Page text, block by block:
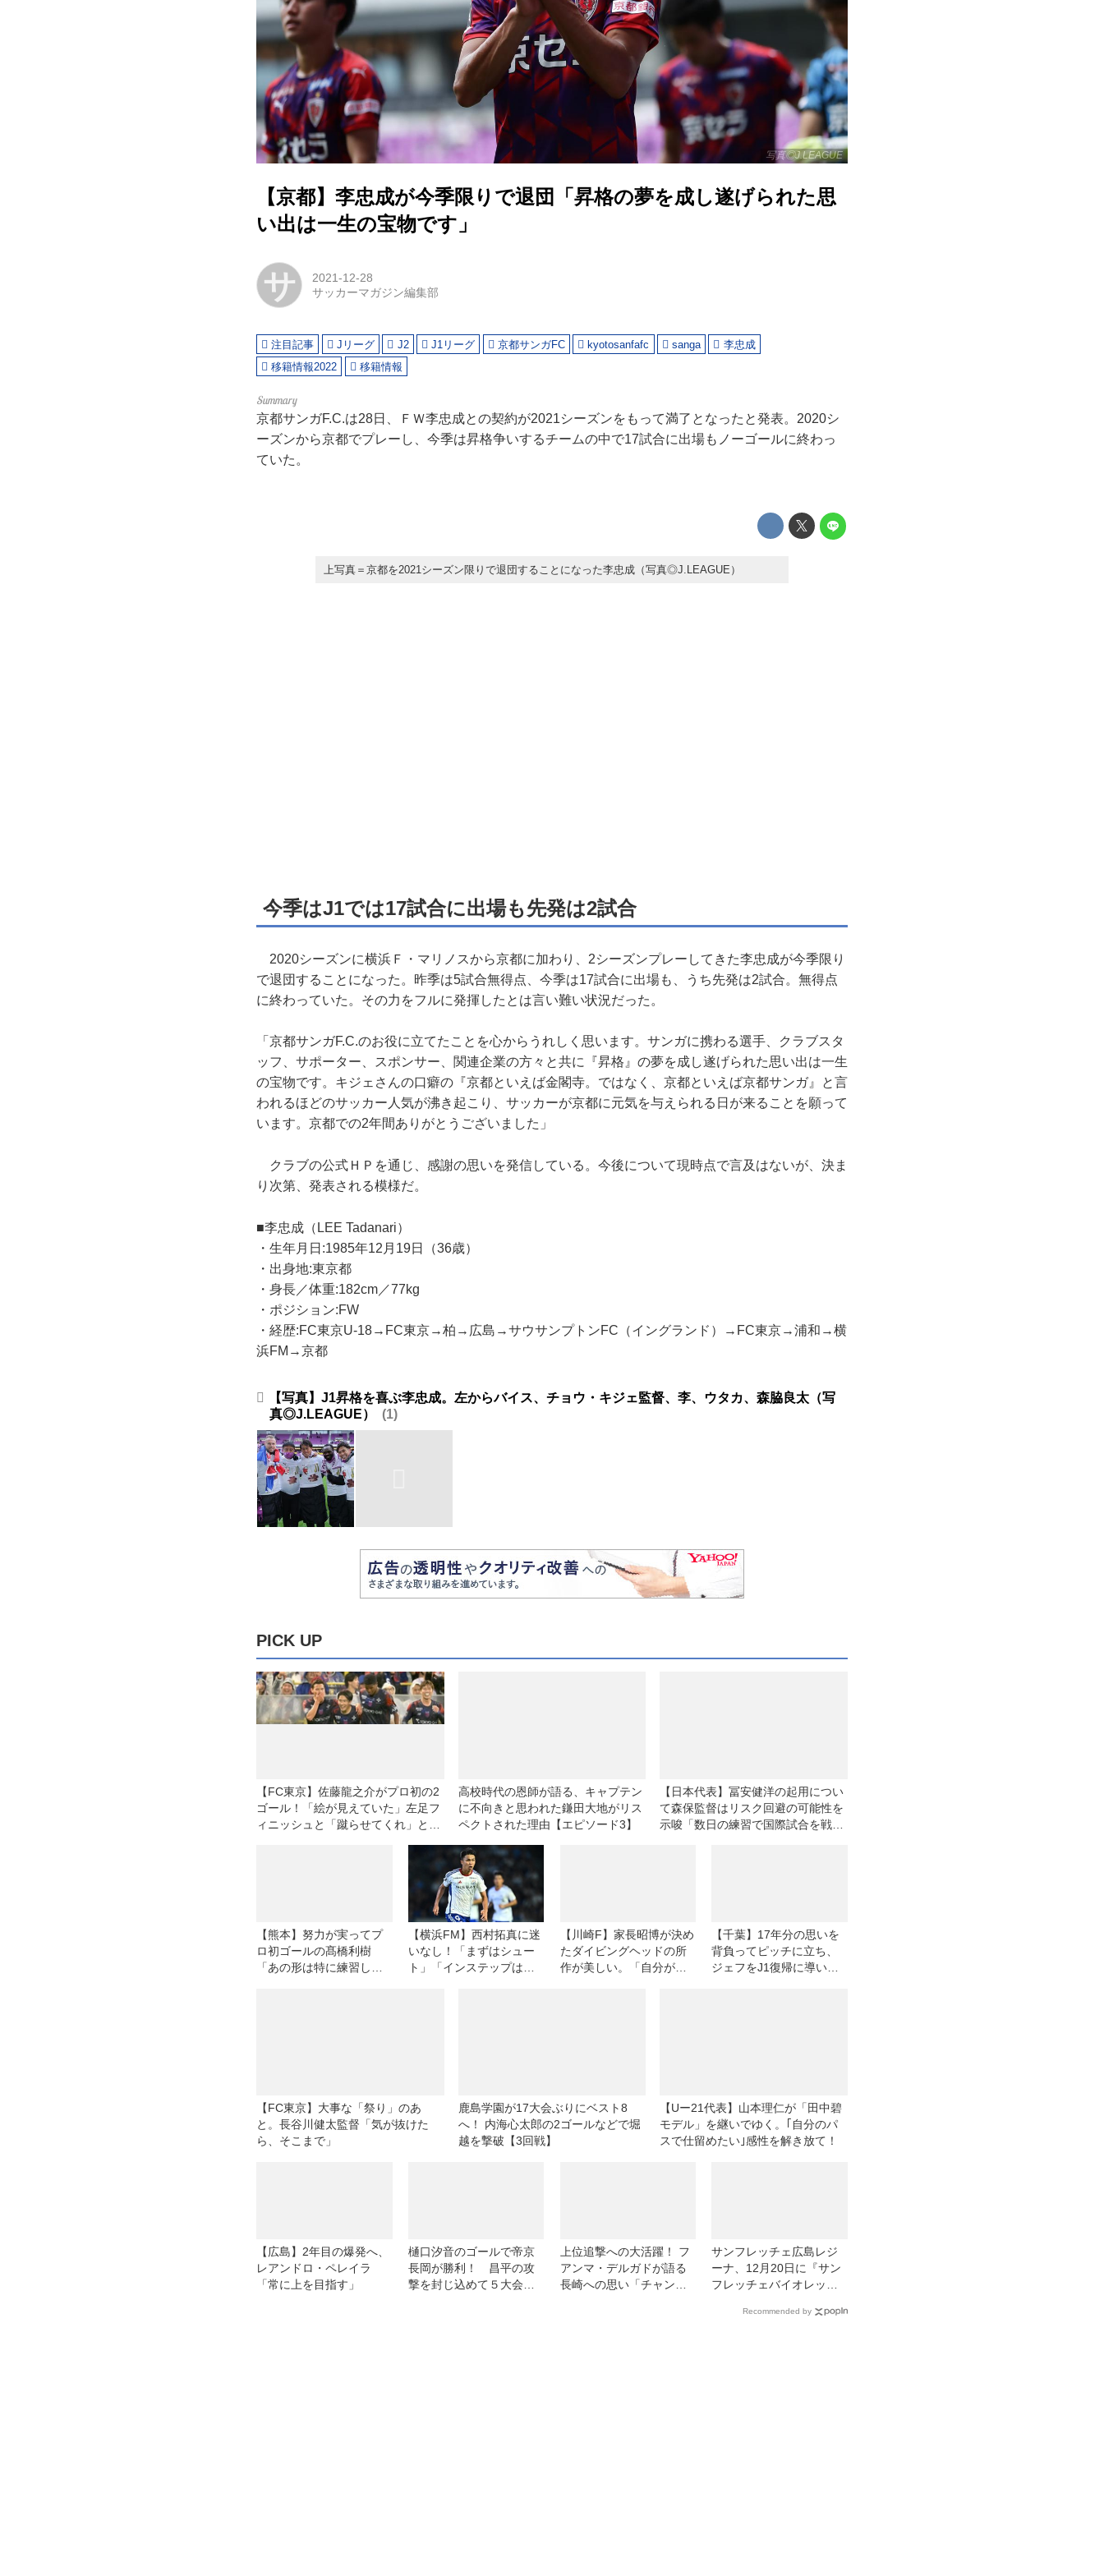
写真◎J.LEAGUE
【京都】李忠成が今季限りで退団「昇格の夢を成し遂げられた思
い出は一生の宝物です」
サ
2021-12-28
サッカーマガジン編集部
注目記事 Jリーグ J2 J1リーグ 京都サンガFC kyotosanfafc sanga
李忠成
移籍情報2022
移籍情報
京都サンガF.C.は28日、ＦＷ李忠成との契約が2021シーズンをもって満了となったと発表。2020シ
ーズンから京都でプレーし、今季は昇格争いするチームの中で17試合に出場もノーゴールに終わっ
ていた。
上写真＝京都を2021シーズン限りで退団することになった李忠成（写真◎J.LEAGUE）
今季はJ1では17試合に出場も先発は2試合
2020シーズンに横浜Ｆ・マリノスから京都に加わり、2シーズンプレーしてきた李忠成が今季限り
で退団することになった。昨季は5試合無得点、今季は17試合に出場も、うち先発は2試合。無得点
に終わっていた。その力をフルに発揮したとは言い難い状況だった。
「京都サンガF.C.のお役に立てたことを心からうれしく思います。サンガに携わる選手、クラブスタ
ッフ、サポーター、スポンサー、関連企業の方々と共に『昇格』の夢を成し遂げられた思い出は一生
の宝物です。キジェさんの口癖の『京都といえば金閣寺。ではなく、京都といえば京都サンガ』と言
われるほどのサッカー人気が沸き起こり、サッカーが京都に元気を与えられる日が来ることを願って
います。京都での2年間ありがとうございました」
クラブの公式ＨＰを通じ、感謝の思いを発信している。今後について現時点で言及はないが、決ま
り次第、発表される模様だ。
■李忠成（LEE Tadanari）
・生年月日:1985年12月19日（36歳）
・出身地:東京都
・身長／体重:182cm／77kg
・ポジション:FW
・経歴:FC東京U-18→FC東京→柏→広島→サウサンプトンFC（イングランド）→FC東京→浦和→横
浜FM→京都
【写真】J1昇格を喜ぶ李忠成。左からバイス、チョウ・キジェ監督、李、ウタカ、森脇良太（写
真◎J.LEAGUE）
1
PICK UP
【FC東京】佐藤龍之介がプロ初の2
ゴール！「絵が見えていた」左足フ
ィニッシュと「蹴らせてくれ」と頼
高校時代の恩師が語る、キャプテン
に不向きと思われた鎌田大地がリス
ペクトされた理由【エピソード3】
【日本代表】冨安健洋の起用につい
て森保監督はリスク回避の可能性を
示唆「数日の練習で国際試合を戦え
【熊本】努力が実ってプ
ロ初ゴールの髙橋利樹
「あの形は特に練習して
【横浜FM】西村拓真に迷
いなし！「まずはシュー
ト」「インステップは得
【川崎F】家長昭博が決め
たダイビングヘッドの所
作が美しい。「自分がで
【千葉】17年分の思いを
背負ってピッチに立ち、
ジェフをJ1復帰に導いた
【FC東京】大事な「祭り」のあ
と。長谷川健太監督「気が抜けた
ら、そこまで」
鹿島学園が17大会ぶりにベスト8
へ！ 内海心太郎の2ゴールなどで堀
越を撃破【3回戦】
【Uー21代表】山本理仁が「田中碧
モデル」を継いでゆく。｢自分のパ
スで仕留めたい｣感性を解き放て！
【広島】2年目の爆発へ、
レアンドロ・ペレイラ
「常に上を目指す」
樋口汐音のゴールで帝京
長岡が勝利！ 昌平の攻
撃を封じ込めて５大会ぶ
上位追撃への大活躍！ フ
アンマ・デルガドが語る
長崎への思い「チャンス
サンフレッチェ広島レジ
ーナ、12月20日に『サン
フレッチェバイオレット
ャラクター『スノーサン
Recommended by